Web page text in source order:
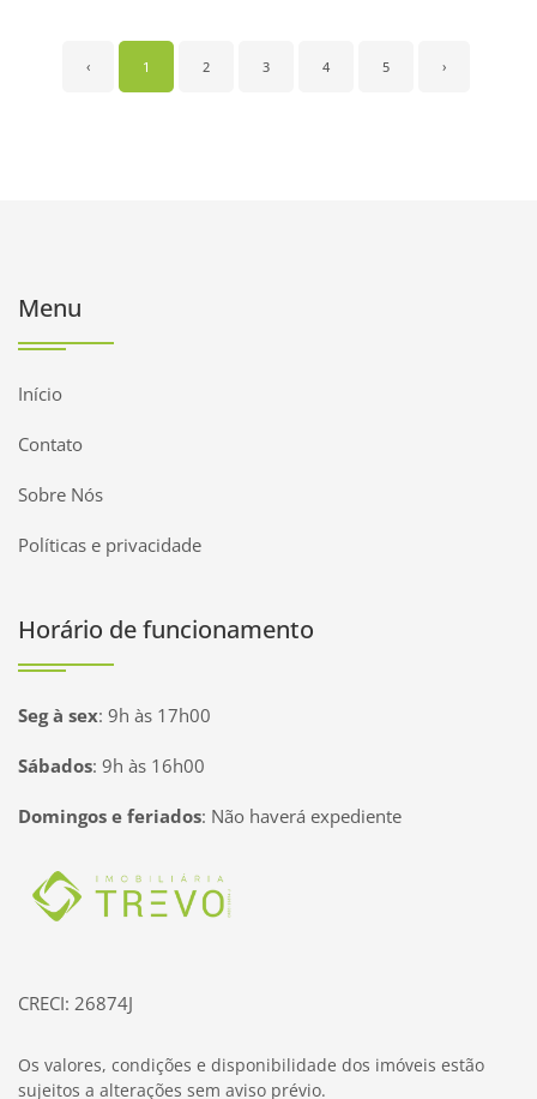
‹ 1 2 3 4 5 ›
Menu
Início
Contato
Sobre Nós
Políticas e privacidade
Horário de funcionamento
Seg à sex: 9h às 17h00
Sábados: 9h às 16h00
Domingos e feriados: Não haverá expediente
Página inicial
CRECI: 26874J
Os valores, condições e disponibilidade dos imóveis estão
sujeitos a alterações sem aviso prévio.